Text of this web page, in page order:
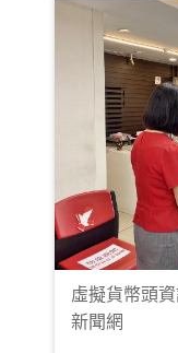
虛擬貨幣頭
新聞網